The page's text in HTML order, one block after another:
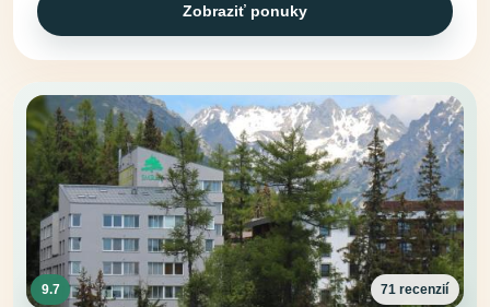
Zobraziť ponuky
9.7 71 recenzií